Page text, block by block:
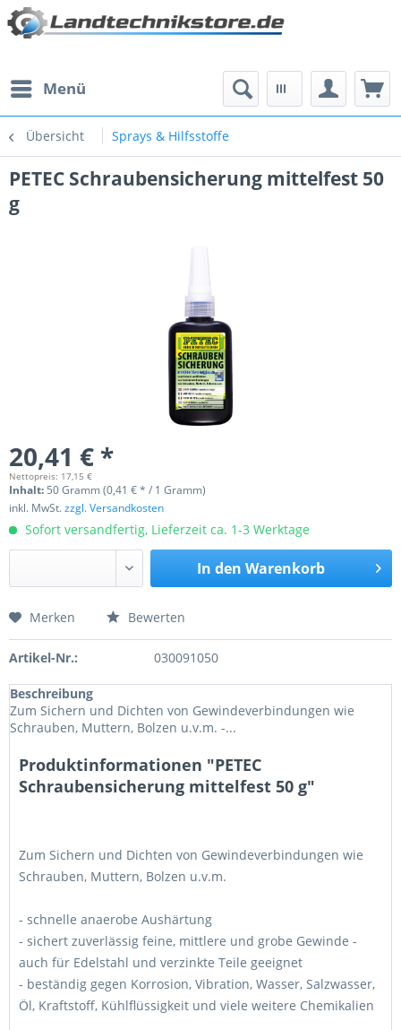
Menü
Übersicht Sprays & Hilfsstoffe
PETEC Schraubensicherung mittelfest 50
g
20,41 € *
Nettopreis: 17,15 €
Inhalt: 50 Gramm (0,41 € * / 1 Gramm)
inkl. MwSt.zzgl. Versandkosten
Sofort versandfertig, Lieferzeit ca. 1-3 Werktage
In den Warenkorb
Preis anfragen
1 * 3 = ?
Merken Bewerten
Artikel-Nr.: 030091050
Beschreibung
Zum Sichern und Dichten von Gewindeverbindungen wie
Schrauben, Muttern, Bolzen u.v.m. -...
Produktinformationen "PETEC
Schraubensicherung mittelfest 50 g"
Zum Sichern und Dichten von Gewindeverbindungen wie
Schrauben, Muttern, Bolzen u.v.m.
- schnelle anaerobe Aushärtung
- sichert zuverlässig feine, mittlere und grobe Gewinde -
auch für Edelstahl und verzinkte Teile geeignet
- beständig gegen Korrosion, Vibration, Wasser, Salzwasser,
Öl, Kraftstoff, Kühlflüssigkeit und viele weitere Chemikalien